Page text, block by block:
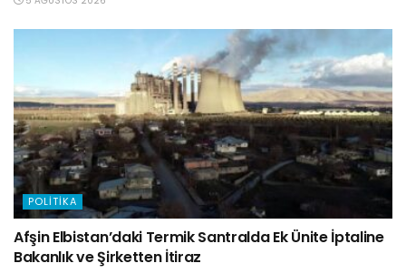
POLITIKA
Afşin Elbistan’daki Termik Santralda Ek Ünite İptaline
Bakanlık ve Şirketten İtiraz